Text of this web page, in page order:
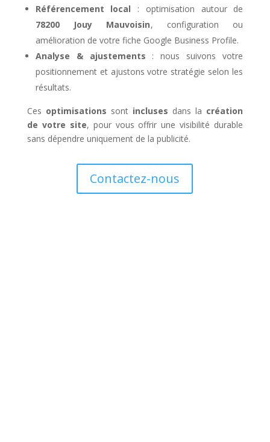
Référencement local : optimisation autour de
78200 Jouy Mauvoisin, configuration ou
amélioration de votre fiche Google Business Profile.
Analyse & ajustements : nous suivons votre
positionnement et ajustons votre stratégie selon les
résultats.
Ces optimisations sont incluses dans la création
de votre site, pour vous offrir une visibilité durable
sans dépendre uniquement de la publicité.
Contactez-nous